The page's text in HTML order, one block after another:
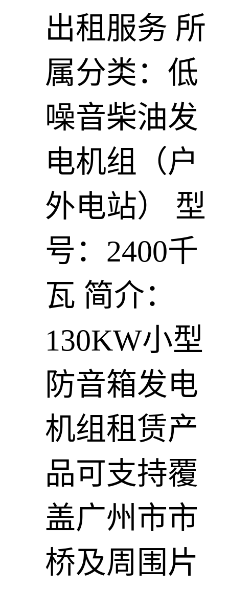
出租服务 所
属分类：低
噪音柴油发
电机组（户
外电站）
型
号：2400千
瓦 简介：
130KW小型
防音箱发电
机组租赁产
品可支持覆
盖广州市市
桥及周围片